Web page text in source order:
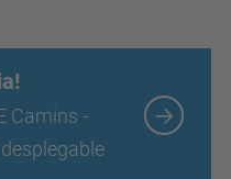
Camins -